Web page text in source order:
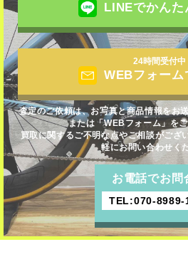
LINEでかんた
24時間受付中
WEBフォーム
査定のご依頼は、お写真と商品情報をお
または「WEBフォーム」をご
買取に関するご不明な点やご相談がござ
軽にお問い合わせく
お電話でお問
TEL:070-8989-